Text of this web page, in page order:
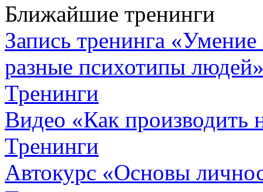
Ближайшие тренинги
Запись тренинга «Умение
разные психотипы
Тренинги
Видео «Как производить
Тренинги
Автокурc «Основы